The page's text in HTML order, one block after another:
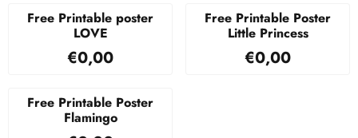
Free Printable poster
LOVE
Prijs: 0,00
€0,00
Free Printable Poster
Little Princess
Prijs: 0,00
€0,00
Free Printable Poster
Flamingo